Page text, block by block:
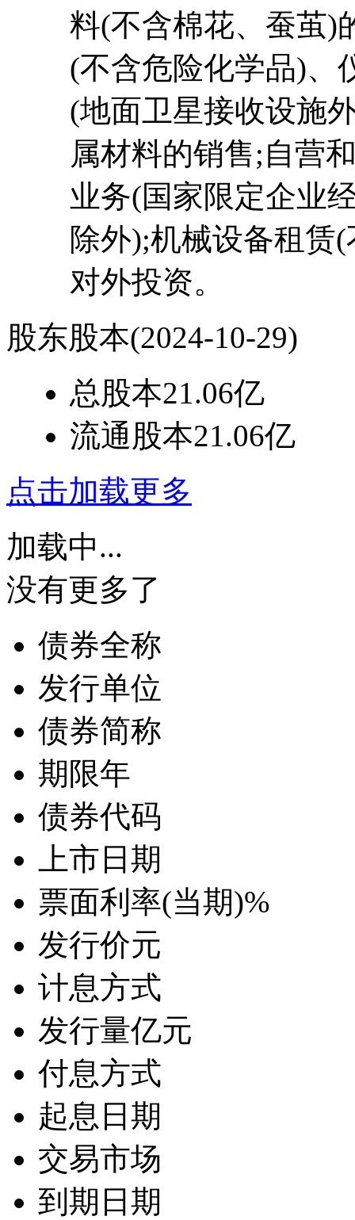
料(不含棉花、蚕茧)
(不含危险化学品)、
(地面卫星接收设施
属材料的销售;自营
业务(国家限定企业
除外);机械设备租赁
对外投资。
股东股本(2024-10-29)
总股本21.06亿
流通股本21.06亿
点击加载更多
加载中...
没有更多了
债券全称
发行单位
债券简称
期限年
债券代码
上市日期
票面利率(当期)%
发行价元
计息方式
发行量亿元
付息方式
起息日期
交易市场
到期日期